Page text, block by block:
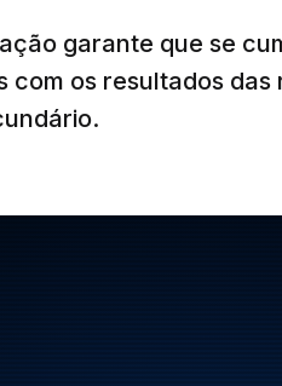
garante que se
com os resultados